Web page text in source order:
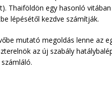
Thaiföldön egy hasonló
lépésétől kezdve számítják.
mutató megoldás lenne az
az új szabály